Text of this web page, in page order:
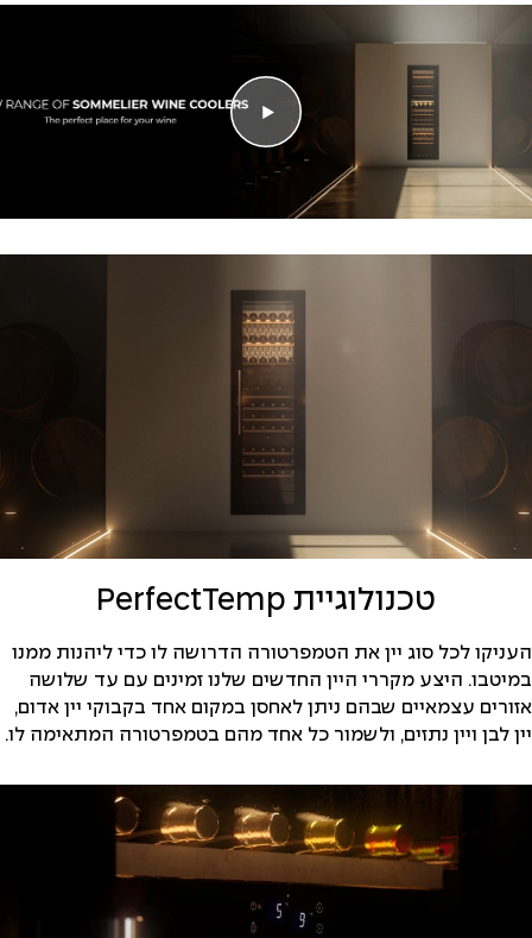
טכנולוגיית PerfectTemp
העניקו לכל סוג יין את הטמפרטורה הדרושה לו כדי ליהנות ממנו
במיטבו. היצע מקררי היין החדשים שלנו זמינים עם עד שלושה
אזורים עצמאיים שבהם ניתן לאחסן במקום אחד בקבוקי יין אדום,
יין לבן ויין נתזים, ולשמור כל אחד מהם בטמפרטורה המתאימה לו.